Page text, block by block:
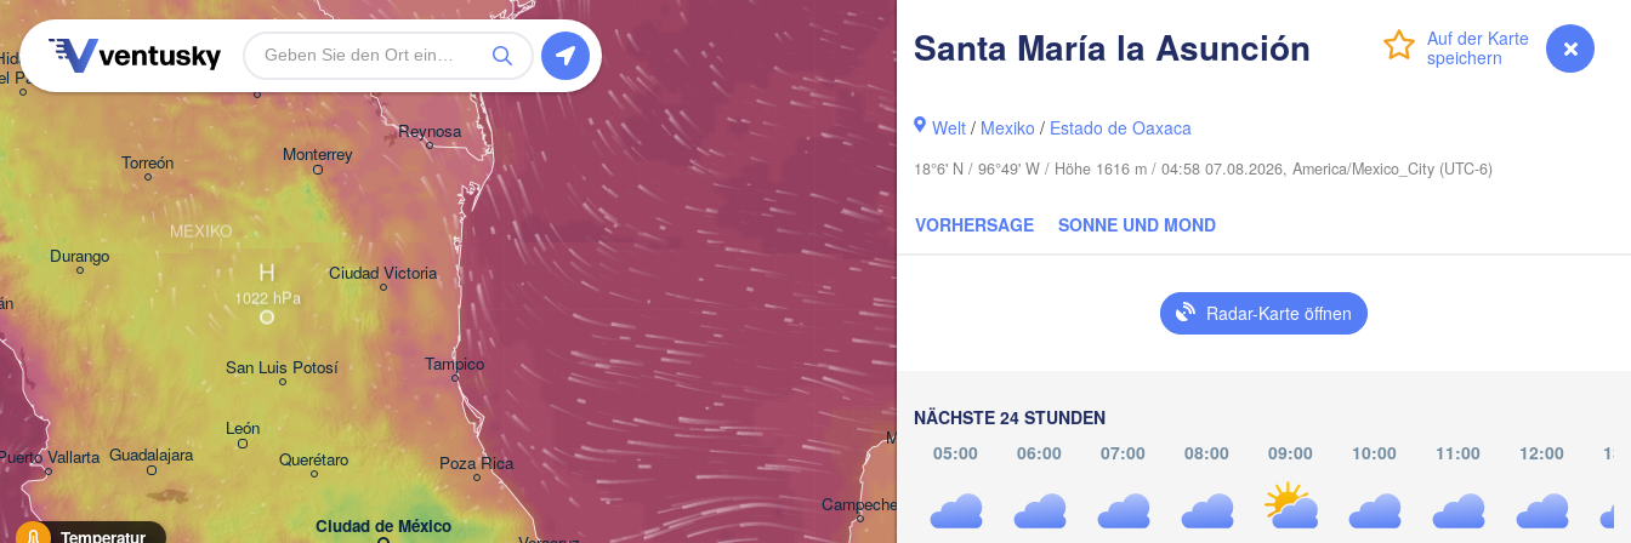
Anmelden Premium myVentusky Vorhersage
Santa María la Asunción
Welt / Mexiko / Estado de Oaxaca
18°6' N / 96°49' W / Höhe 1616 m / 04:58 07.08.2026, America/Mexico_City (UTC-6)
VORHERSAGE SONNE UND MOND
Radar-Karte öffnen
NÄCHSTE 24 STUNDEN
05:00
06:00 07:00 08:00 09:00 10:00 11:00 12:00
Temperatur
Durango
Torreón
Parral
MEXIKO
Guadalajara
León
Vallarta
Monterrey
Reynosa
San Luis Potosí
Ciudad Victoria
Tampico
Corpus Christi
Nuevo Laredo
Ciudad de México
Querétaro
Campeche
Poza Rica
La Habana
Port Saint Lucie
Mérida Cancún
H